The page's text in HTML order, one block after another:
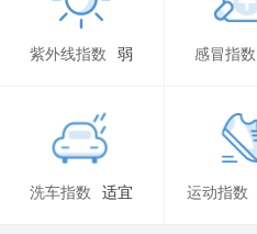
紫外线指数 弱 感冒指数
洗车指数 适宜 运动指数